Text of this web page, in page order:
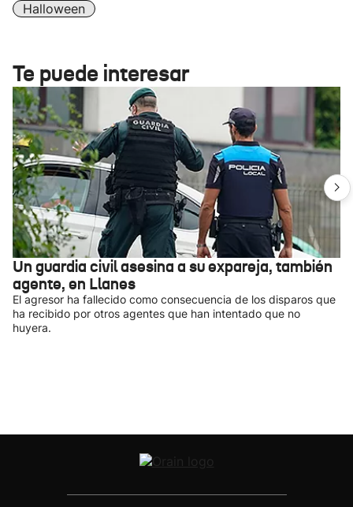
Halloween
Te puede interesar
Un guardia civil asesina a su expareja, también
agente, en Llanes
El agresor ha fallecido como consecuencia de los disparos que
ha recibido por otros agentes que han intentado que no
huyera.